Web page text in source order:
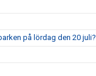
på lördag den 20 juli?